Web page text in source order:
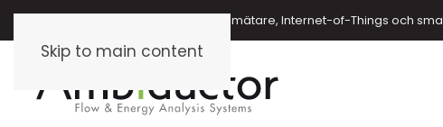
Skip to main content
Energimätare, vattenmätare, oljemätare, Internet-of-Things och